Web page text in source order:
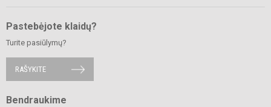
Pastebėjote klaidų?
Turite pasiūlymų?
RAŠYKITE
Bendraukime